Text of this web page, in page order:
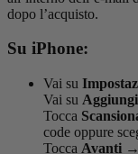
dopo l’acquisto.
Su iPhone:
Vai su
Vai su
Tocca
code oppure
Tocca Avanti →